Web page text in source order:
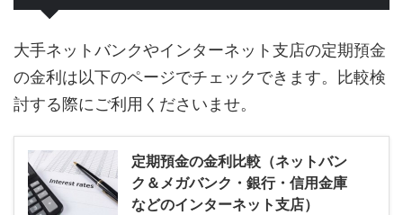
大手ネットバンクやインターネット支店の定期預金
の金利は以下のページでチェックできます。比較検
討する際にご利用くださいませ。
定期預金の金利比較（ネットバン
ク＆メガバンク・銀行・信用金庫
などのインターネット支店）